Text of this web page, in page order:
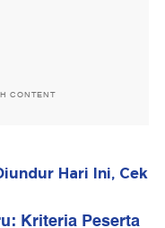
CONTENT
Hari Ini, Cek
Kriteria Peserta